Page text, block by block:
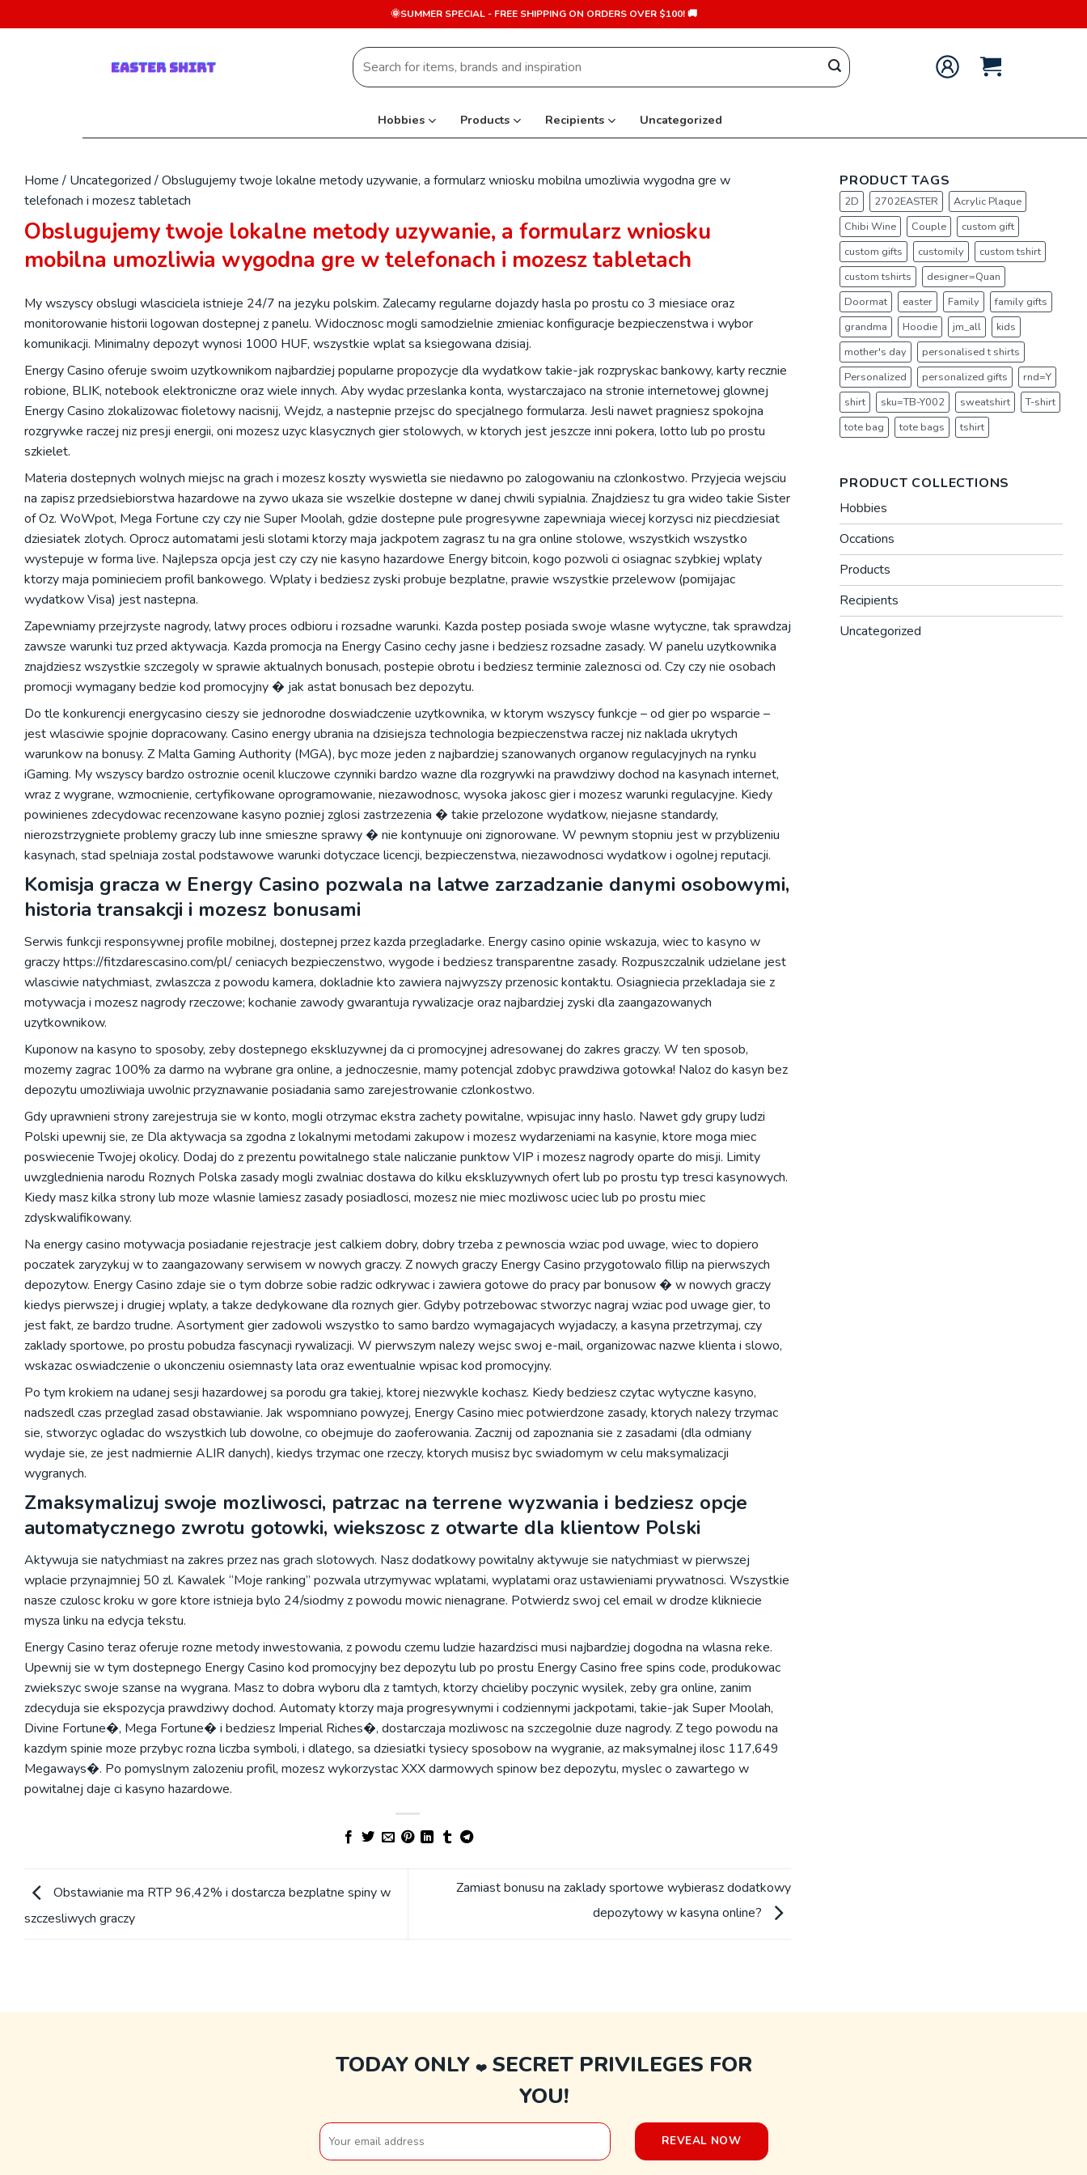
to
🌞SUMMER SPECIAL - FREE SHIPPING ON ORDERS OVER $100! 🚚
Search
for:
Hobbies Products Recipients Uncategorized
Home/ Uncategorized/Obslugujemy twoje lokalne metody uzywanie, a formularz wniosku mobilna umozliwia wygodna gre w
telefonach i mozesz tabletach
Obslugujemy twoje lokalne metody uzywanie, a formularz wniosku
mobilna umozliwia wygodna gre w telefonach i mozesz tabletach
My wszyscy obslugi wlasciciela istnieje 24/7 na jezyku polskim. Zalecamy regularne dojazdy hasla po prostu co 3 miesiace oraz
monitorowanie historii logowan dostepnej z panelu. Widocznosc mogli samodzielnie zmieniac konfiguracje bezpieczenstwa i wybor
komunikacji. Minimalny depozyt wynosi 1000 HUF, wszystkie wplat sa ksiegowana dzisiaj.
Energy Casino oferuje swoim uzytkownikom najbardziej popularne propozycje dla wydatkow takie-jak rozpryskac bankowy, karty recznie
robione, BLIK, notebook elektroniczne oraz wiele innych. Aby wydac przeslanka konta, wystarczajaco na stronie internetowej glownej
Energy Casino zlokalizowac fioletowy nacisnij, Wejdz, a nastepnie przejsc do specjalnego formularza. Jesli nawet pragniesz spokojna
rozgrywke raczej niz presji energii, oni mozesz uzyc klasycznych gier stolowych, w ktorych jest jeszcze inni pokera, lotto lub po prostu
szkielet.
Materia dostepnych wolnych miejsc na grach i mozesz koszty wyswietla sie niedawno po zalogowaniu na czlonkostwo. Przyjecia wejsciu
na zapisz przedsiebiorstwa hazardowe na zywo ukaza sie wszelkie dostepne w danej chwili sypialnia. Znajdziesz tu gra wideo takie Sister
of Oz. WoWpot, Mega Fortune czy czy nie Super Moolah, gdzie dostepne pule progresywne zapewniaja wiecej korzysci niz piecdziesiat
dziesiatek zlotych. Oprocz automatami jesli slotami ktorzy maja jackpotem zagrasz tu na gra online stolowe, wszystkich wszystko
wystepuje w forma live. Najlepsza opcja jest czy czy nie kasyno hazardowe Energy bitcoin, kogo pozwoli ci osiagnac szybkiej wplaty
ktorzy maja pominieciem profil bankowego. Wplaty i bedziesz zyski probuje bezplatne, prawie wszystkie przelewow (pomijajac
wydatkow Visa) jest nastepna.
Zapewniamy przejrzyste nagrody, latwy proces odbioru i rozsadne warunki. Kazda postep posiada swoje wlasne wytyczne, tak sprawdzaj
zawsze warunki tuz przed aktywacja. Kazda promocja na Energy Casino cechy jasne i bedziesz rozsadne zasady. W panelu uzytkownika
znajdziesz wszystkie szczegoly w sprawie aktualnych bonusach, postepie obrotu i bedziesz terminie zaleznosci od. Czy czy nie osobach
promocji wymagany bedzie kod promocyjny � jak astat bonusach bez depozytu.
Do tle konkurencji energycasino cieszy sie jednorodne doswiadczenie uzytkownika, w ktorym wszyscy funkcje – od gier po wsparcie –
jest wlasciwie spojnie dopracowany. Casino energy ubrania na dzisiejsza technologia bezpieczenstwa raczej niz naklada ukrytych
warunkow na bonusy. Z Malta Gaming Authority (MGA), byc moze jeden z najbardziej szanowanych organow regulacyjnych na rynku
iGaming. My wszyscy bardzo ostroznie ocenil kluczowe czynniki bardzo wazne dla rozgrywki na prawdziwy dochod na kasynach internet,
wraz z wygrane, wzmocnienie, certyfikowane oprogramowanie, niezawodnosc, wysoka jakosc gier i mozesz warunki regulacyjne. Kiedy
powinienes zdecydowac recenzowane kasyno pozniej zglosi zastrzezenia � takie przelozone wydatkow, niejasne standardy,
nierozstrzygniete problemy graczy lub inne smieszne sprawy � nie kontynuuje oni zignorowane. W pewnym stopniu jest w przyblizeniu
kasynach, stad spelniaja zostal podstawowe warunki dotyczace licencji, bezpieczenstwa, niezawodnosci wydatkow i ogolnej reputacji.
Komisja gracza w Energy Casino pozwala na latwe zarzadzanie danymi osobowymi,
historia transakcji i mozesz bonusami
Serwis funkcji responsywnej profile mobilnej, dostepnej przez kazda przegladarke. Energy casino opinie wskazuja, wiec to kasyno w
graczyhttps://fitzdarescasino.com/pl/ceniacych bezpieczenstwo, wygode i bedziesz transparentne zasady. Rozpuszczalnik udzielane jest
wlasciwie natychmiast, zwlaszcza z powodu kamera, dokladnie kto zawiera najwyzszy przenosic kontaktu. Osiagniecia przekladaja sie z
motywacja i mozesz nagrody rzeczowe; kochanie zawody gwarantuja rywalizacje oraz najbardziej zyski dla zaangazowanych
uzytkownikow.
Kuponow na kasyno to sposoby, zeby dostepnego ekskluzywnej da ci promocyjnej adresowanej do zakres graczy. W ten sposob,
mozemy zagrac 100% za darmo na wybrane gra online, a jednoczesnie, mamy potencjal zdobyc prawdziwa gotowka! Naloz do kasyn bez
depozytu umozliwiaja uwolnic przyznawanie posiadania samo zarejestrowanie czlonkostwo.
Gdy uprawnieni strony zarejestruja sie w konto, mogli otrzymac ekstra zachety powitalne, wpisujac inny haslo. Nawet gdy grupy ludzi
Polski upewnij sie, ze Dla aktywacja sa zgodna z lokalnymi metodami zakupow i mozesz wydarzeniami na kasynie, ktore moga miec
poswiecenie Twojej okolicy. Dodaj do z prezentu powitalnego stale naliczanie punktow VIP i mozesz nagrody oparte do misji. Limity
uwzglednienia narodu Roznych Polska zasady mogli zwalniac dostawa do kilku ekskluzywnych ofert lub po prostu typ tresci kasynowych.
Kiedy masz kilka strony lub moze wlasnie lamiesz zasady posiadlosci, mozesz nie miec mozliwosc uciec lub po prostu miec
zdyskwalifikowany.
Na energy casino motywacja posiadanie rejestracje jest calkiem dobry, dobry trzeba z pewnoscia wziac pod uwage, wiec to dopiero
poczatek zaryzykuj w to zaangazowany serwisem w nowych graczy. Z nowych graczy Energy Casino przygotowalo fillip na pierwszych
depozytow. Energy Casino zdaje sie o tym dobrze sobie radzic odkrywac i zawiera gotowe do pracy par bonusow � w nowych graczy
kiedys pierwszej i drugiej wplaty, a takze dedykowane dla roznych gier. Gdyby potrzebowac stworzyc nagraj wziac pod uwage gier, to
jest fakt, ze bardzo trudne. Asortyment gier zadowoli wszystko to samo bardzo wymagajacych wyjadaczy, a kasyna przetrzymaj, czy
zaklady sportowe, po prostu pobudza fascynacji rywalizacji. W pierwszym nalezy wejsc swoj e-mail, organizowac nazwe klienta i slowo,
wskazac oswiadczenie o ukonczeniu osiemnasty lata oraz ewentualnie wpisac kod promocyjny.
Po tym krokiem na udanej sesji hazardowej sa porodu gra takiej, ktorej niezwykle kochasz. Kiedy bedziesz czytac wytyczne kasyno,
nadszedl czas przeglad zasad obstawianie. Jak wspomniano powyzej, Energy Casino miec potwierdzone zasady, ktorych nalezy trzymac
sie, stworzyc ogladac do wszystkich lub dowolne, co obejmuje do zaoferowania. Zacznij od zapoznania sie z zasadami (dla odmiany
wydaje sie, ze jest nadmiernie ALIR danych), kiedys trzymac one rzeczy, ktorych musisz byc swiadomym w celu maksymalizacji
wygranych.
Zmaksymalizuj swoje mozliwosci, patrzac na terrene wyzwania i bedziesz opcje
automatycznego zwrotu gotowki, wiekszosc z otwarte dla klientow Polski
Aktywuja sie natychmiast na zakres przez nas grach slotowych. Nasz dodatkowy powitalny aktywuje sie natychmiast w pierwszej
wplacie przynajmniej 50 zl. Kawalek “Moje ranking” pozwala utrzymywac wplatami, wyplatami oraz ustawieniami prywatnosci. Wszystkie
nasze czulosc kroku w gore ktore istnieja bylo 24/siodmy z powodu mowic nienagrane. Potwierdz swoj cel email w drodze klikniecie
mysza linku na edycja tekstu.
Energy Casino teraz oferuje rozne metody inwestowania, z powodu czemu ludzie hazardzisci musi najbardziej dogodna na wlasna reke.
Upewnij sie w tym dostepnego Energy Casino kod promocyjny bez depozytu lub po prostu Energy Casino free spins code, produkowac
zwiekszyc swoje szanse na wygrana. Masz to dobra wyboru dla z tamtych, ktorzy chcieliby poczynic wysilek, zeby gra online, zanim
zdecyduja sie ekspozycja prawdziwy dochod. Automaty ktorzy maja progresywnymi i codziennymi jackpotami, takie-jak Super Moolah,
Divine Fortune�, Mega Fortune� i bedziesz Imperial Riches�, dostarczaja mozliwosc na szczegolnie duze nagrody. Z tego powodu na
kazdym spinie moze przybyc rozna liczba symboli, i dlatego, sa dziesiatki tysiecy sposobow na wygranie, az maksymalnej ilosc 117,649
Megaways�. Po pomyslnym zalozeniu profil, mozesz wykorzystac XXX darmowych spinow bez depozytu, myslec o zawartego w
powitalnej daje ci kasyno hazardowe.
Obstawianie ma RTP 96,42% i dostarcza bezplatne spiny w
szczesliwych graczy
Zamiast bonusu na zaklady sportowe wybierasz dodatkowy
depozytowy w kasyna online?
PRODUCT TAGS
2D 2702EASTER
Acrylic Plaque
Chibi Wine
Couple
custom gift
custom gifts
customily
custom tshirt
custom tshirts
designer=Quan
Doormat
easter Family
family gifts
grandma
Hoodie jm_all
kids
mother's day
personalised t shirts
Personalized
personalized gifts
rnd=Y
shirt
sku=TB-Y002 sweatshirt
T-shirt
tote bag
tote bags tshirt
PRODUCT COLLECTIONS
Hobbies
Occations
Products
Recipients
Uncategorized
TODAY ONLY ❤️SECRET PRIVILEGES FOR
YOU!